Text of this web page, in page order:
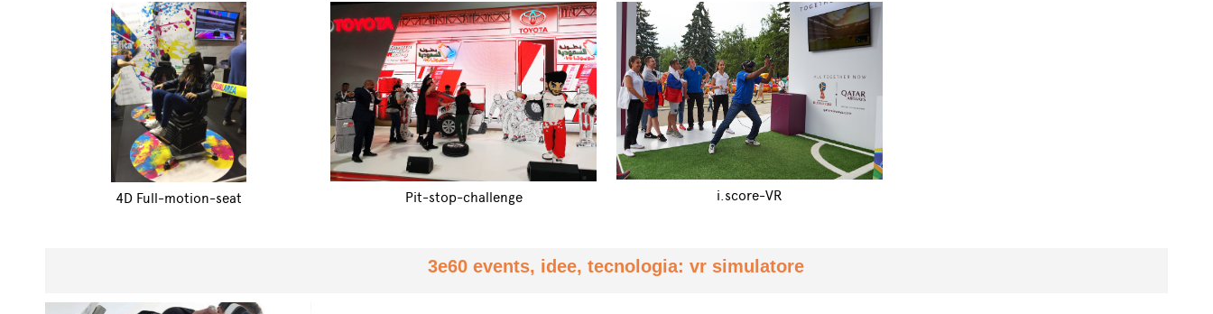
4D Full-motion-seat Pit-stop-challenge i.score-VR
3e60 events, idee, tecnologia: vr simulatore